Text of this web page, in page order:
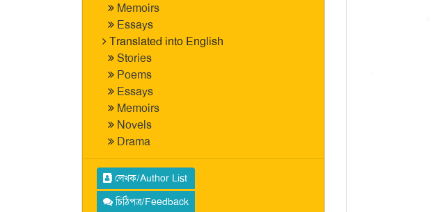
Memoirs
Essays
Translated into English
Stories
Poems
Essays
Memoirs
Novels
Drama
লেখক/Author List
চিঠিপত্র/Feedback